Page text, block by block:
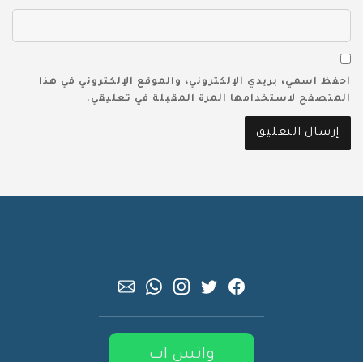
احفظ اسمي، بريدي الإلكتروني، والموقع الإلكتروني في هذا
المتصفح لاستخدامها المرة المقبلة في تعليقي.
واتس اب